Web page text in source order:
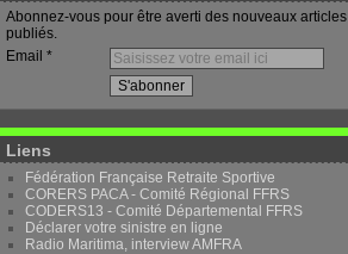
Abonnez-vous pour être averti des nouveaux articles
publiés.
Email
Liens
Fédération Française Retraite Sportive
CORERS PACA - Comité Régional FFRS
CODERS13 - Comité Départemental FFRS
Déclarer votre sinistre en ligne
Radio Maritima, interview AMFRA